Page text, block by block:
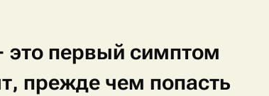
это первый симптом
прежде чем попасть